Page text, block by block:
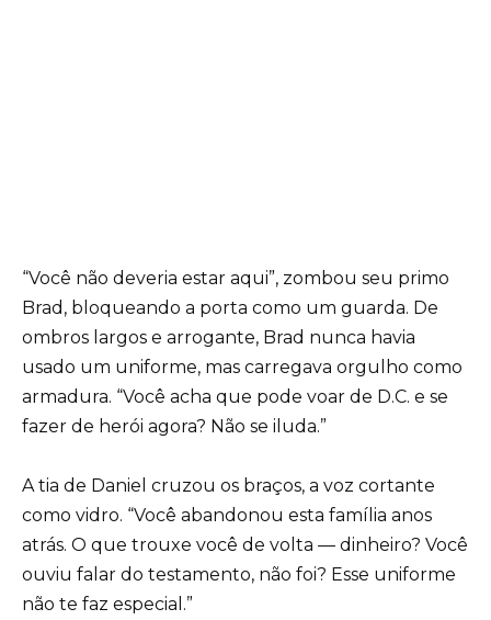
“Você não deveria estar aqui”, zombou seu primo
Brad, bloqueando a porta como um guarda. De
ombros largos e arrogante, Brad nunca havia
usado um uniforme, mas carregava orgulho como
armadura. “Você acha que pode voar de D.C. e se
fazer de herói agora? Não se iluda.”
A tia de Daniel cruzou os braços, a voz cortante
como vidro. “Você abandonou esta família anos
atrás. O que trouxe você de volta — dinheiro? Você
ouviu falar do testamento, não foi? Esse uniforme
não te faz especial.”